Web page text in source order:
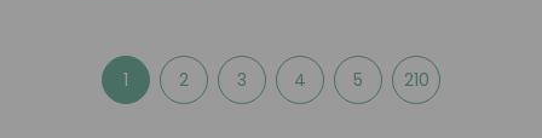
1 2 3 4 5 210